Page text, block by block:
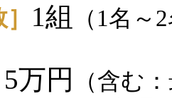
1組
（1名～
万円
（含む